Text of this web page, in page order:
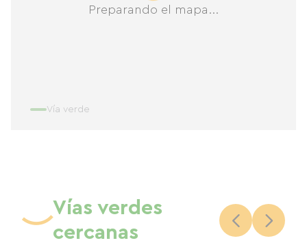
Preparando el mapa...
Vía verde
Vías verdes
cercanas